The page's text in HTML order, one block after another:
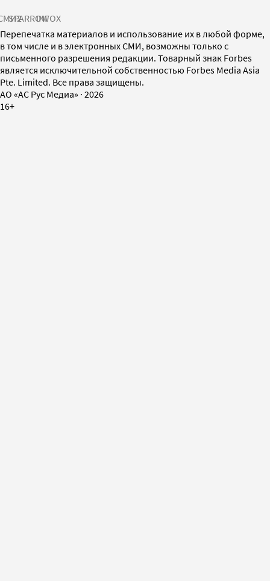
SPARROWINFOX
Перепечатка материалов и использование их в любой форме,
в том числе и в электронных СМИ, возможны только с
письменного разрешения редакции. Товарный знак Forbes
является исключительной собственностью Forbes Media Asia
Pte. Limited. Все права защищены.
AO «АС Рус Медиа» · 2026
16+